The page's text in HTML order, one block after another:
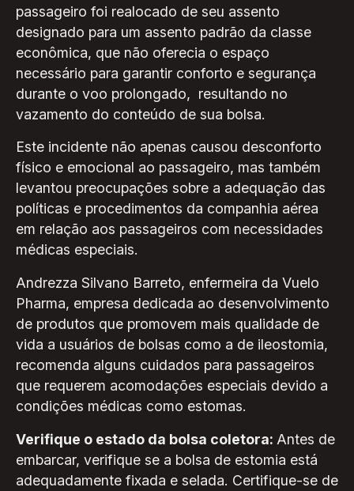
passageiro foi realocado de seu assento
designado para um assento padrão da classe
econômica, que não oferecia o espaço
necessário para garantir conforto e segurança
durante o voo prolongado, resultando no
vazamento do conteúdo de sua bolsa.
Este incidente não apenas causou desconforto
físico e emocional ao passageiro, mas também
levantou preocupações sobre a adequação das
políticas e procedimentos da companhia aérea
em relação aos passageiros com necessidades
médicas especiais.
Andrezza Silvano Barreto, enfermeira da Vuelo
Pharma, empresa dedicada ao desenvolvimento
de produtos que promovem mais qualidade de
vida a usuários de bolsas como a de ileostomia,
recomenda alguns cuidados para passageiros
que requerem acomodações especiais devido a
condições médicas como estomas.
Verifique o estado da bolsa coletora: Antes de
embarcar, verifique se a bolsa de estomia está
adequadamente fixada e selada. Certifique-se de